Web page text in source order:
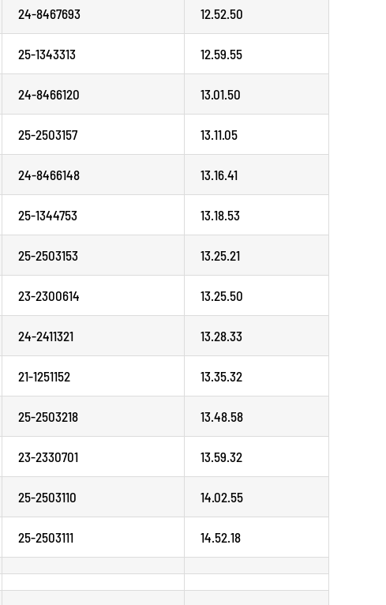
24-8467693 12.52.50
25-1343313 12.59.55
24-8466120 13.01.50
25-2503157 13.11.05
24-8466148 13.16.41
25-1344753 13.18.53
25-2503153 13.25.21
23-2300614 13.25.50
24-2411321 13.28.33
21-1251152 13.35.32
25-2503218 13.48.58
23-2330701 13.59.32
25-2503110 14.02.55
25-2503111 14.52.18